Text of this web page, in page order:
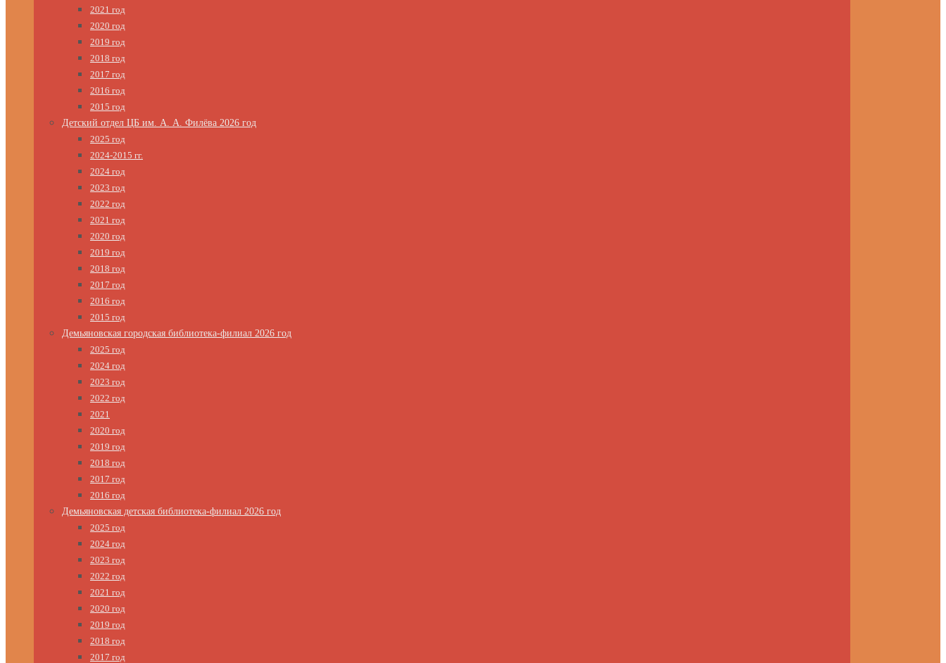
2021 год
2020 год
2019 год
2018 год
2017 год
2016 год
2015 год
Детский отдел ЦБ им. А. А. Филёва 2026 год
2025 год
2024-2015 гг.
2024 год
2023 год
2022 год
2021 год
2020 год
2019 год
2018 год
2017 год
2016 год
2015 год
Демьяновская городская библиотека-филиал 2026 год
2025 год
2024 год
2023 год
2022 год
2021
2020 год
2019 год
2018 год
2017 год
2016 год
Демьяновская детская библиотека-филиал 2026 год
2025 год
2024 год
2023 год
2022 год
2021 год
2020 год
2019 год
2018 год
2017 год